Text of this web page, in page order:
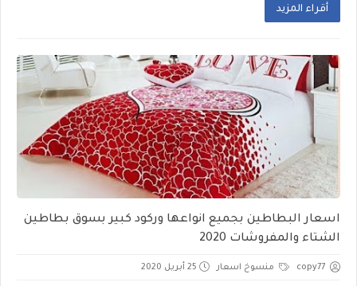
أقراء المزيد
اسعار البطاطين بجميع انواعها وركود كبير بسوق بطاطين
الشتاء والمفروشات 2020
copy77 منسوخ اسعار 25 أبريل 2020